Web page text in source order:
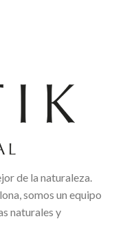
de la naturaleza.
somos un equipo
naturales y